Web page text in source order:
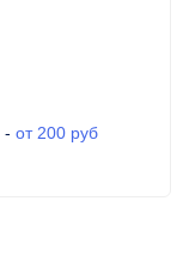
- от 200 руб